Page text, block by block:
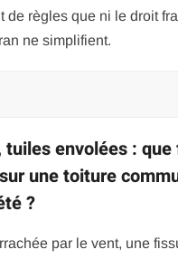
de règles que ni le droit
ne simplifient.
tuiles envolées :
une toiture
?
par le vent, une